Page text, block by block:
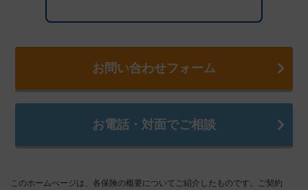
お問い合わせフォーム
お電話・対面でご相談
このホームぺージは、各保険の概要についてご紹介したものです。ご契約